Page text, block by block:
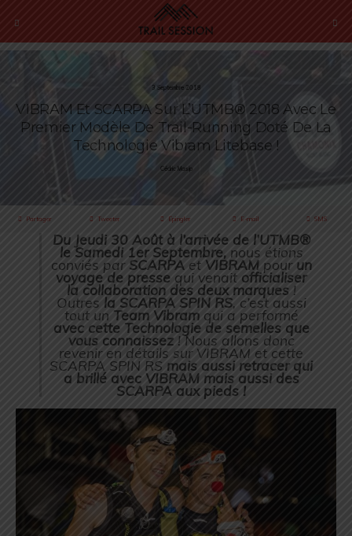
3 Septembre 2018
VIBRAM Et SCARPA Sur L’UTMB® 2018 Avec Le
Premier Modèle De Trail-Running Doté De La
Technologie Vibram Litebase !
Cédric Masip
Partager Tweeter Épingler E-mail SMS
Du Jeudi 30 Août à l’arrivée de l’UTMB®
le Samedi 1er Septembre, nous étions
conviés par SCARPAet VIBRAM pour un
voyage de presse qui venait officialiser
la collaboration des deux marques!
Outres la SCARPA SPIN RS, c’est aussi
tout un Team Vibramqui a performé
avec cette Technologie de semelles que
vous connaissez! Nous allons donc
revenir en détails sur VIBRAM et cette
SCARPA SPIN RS mais aussi retracer qui
a brillé avec VIBRAM mais aussi des
SCARPA aux pieds !